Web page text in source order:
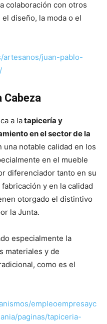
colaboración con otros
diseño, la moda o el
artesanos/juan-pablo-
Cabeza
a latapicería y
en el sector de la
una notable calidad en los
en el mueble
diferenciador tanto en su
y en la calidad
otorgado el distintivo
la Junta.
especialmente la
materiales y de
como es el
empleoempresayc
paginas/tapiceria-